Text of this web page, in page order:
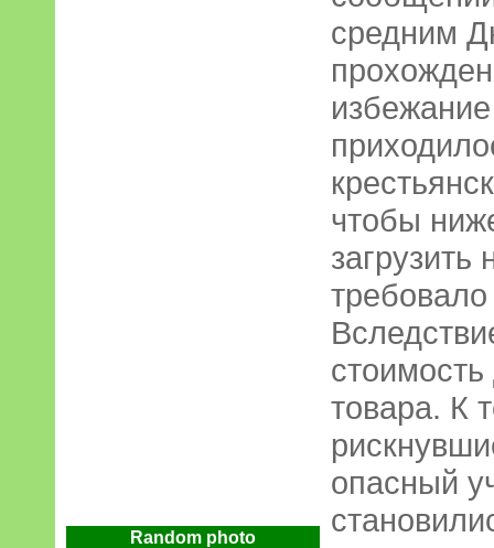
Random photo
средним
чтобы
загрузить
товара. К
опасный